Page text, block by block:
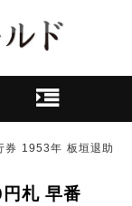
券 1953年 板垣退助
札 早番